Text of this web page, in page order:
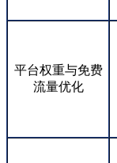
平台权重与免费
流量优化